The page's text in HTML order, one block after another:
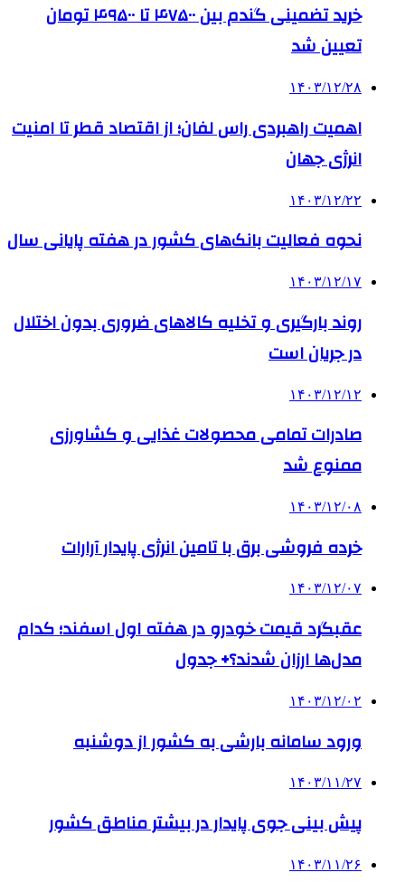
خرید تضمینی گندم بین ۴۷۵۰۰ تا ۴۹۵۰۰ تومان
تعیین شد
۱۴۰۳/۱۲/۲۸
اهمیت راهبردی راس لفان؛ از اقتصاد قطر تا امنیت
انرژی جهان
۱۴۰۳/۱۲/۲۲
نحوه فعالیت بانک‌های کشور در هفته پایانی سال
۱۴۰۳/۱۲/۱۷
روند بارگیری و تخلیه کالاهای ضروری بدون اختلال
در جریان است
۱۴۰۳/۱۲/۱۲
صادرات تمامی محصولات غذایی و کشاورزی
ممنوع شد
۱۴۰۳/۱۲/۰۸
خرده فروشی برق با تامین انرژی پایدار آرارات
۱۴۰۳/۱۲/۰۷
عقبگرد قیمت خودرو در هفته اول اسفند؛ کدام
مدل‌ها ارزان شدند؟+ جدول
۱۴۰۳/۱۲/۰۲
ورود سامانه بارشی به کشور از دوشنبه
۱۴۰۳/۱۱/۲۷
­پیش بینی جوی پایدار در بیشتر مناطق کشور
۱۴۰۳/۱۱/۲۶